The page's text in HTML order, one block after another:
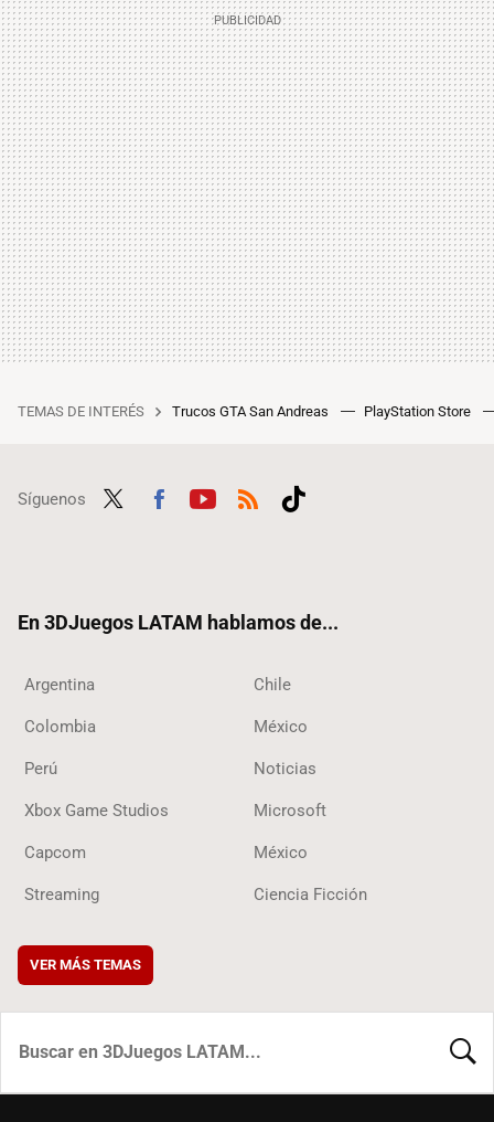
TEMAS DE INTERÉS Trucos GTA San Andreas PlayStation Store
Síguenos
En 3DJuegos LATAM hablamos de...
Argentina Chile
Colombia México
Perú Noticias
Xbox Game Studios Microsoft
Capcom México
Streaming Ciencia Ficción
VER MÁS TEMAS